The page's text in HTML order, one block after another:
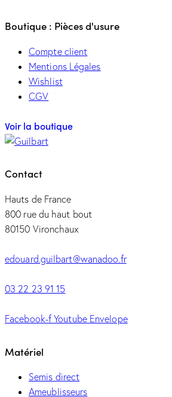
Boutique : Pièces d'usure
Compte client
Mentions Légales
Wishlist
CGV
Voir la boutique
Contact
Hauts de France
800 rue du haut bout
80150 Vironchaux
edouard.guilbart@wanadoo.fr
03 22 23 91 15
Facebook-f Youtube Envelope
Matériel
Semis direct
Ameublisseurs